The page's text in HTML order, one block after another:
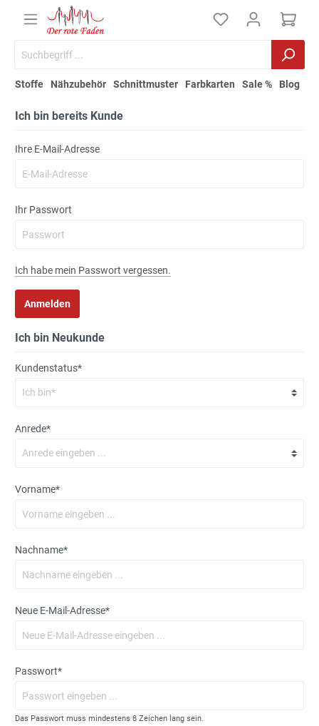
Stoffe Nähzubehör Schnittmuster Farbkarten Sale % Blog
Ich bin bereits Kunde
Ihre E-Mail-Adresse
Ihr Passwort
Ich habe mein Passwort vergessen.
Anmelden
Ich bin Neukunde
Kundenstatus*
Anrede*
Vorname*
Nachname*
Neue E-Mail-Adresse*
Passwort*
Das Passwort muss mindestens 8 Zeichen lang sein.